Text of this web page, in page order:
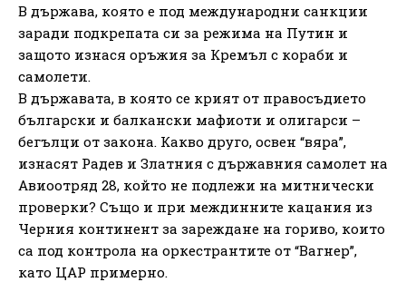
В държава, която е под международни санкции
заради подкрепата си за режима на Путин и
защото изнася оръжия за Кремъл с кораби и
самолети.
В държавата, в която се крият от правосъдието
български и балкански мафиоти и олигарси –
бегълци от закона. Какво друго, освен “вяра”,
изнасят Радев и Златния с държавния самолет на
Авиоотряд 28, който не подлежи на митнически
проверки? Също и при междинните кацания из
Черния континент за зареждане на гориво, които
са под контрола на оркестрантите от “Вагнер”,
като ЦАР примерно.